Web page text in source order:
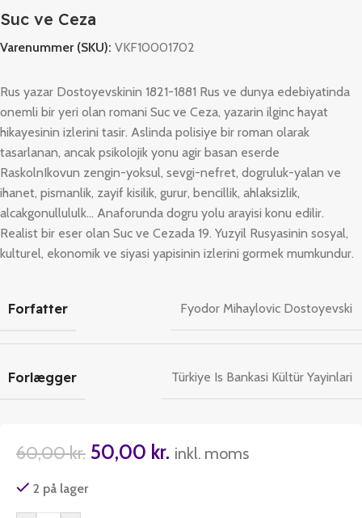
Suc ve Ceza
Varenummer (SKU): VKF10001702
Rus yazar Dostoyevskinin 1821-1881 Rus ve dunya edebiyatinda
onemli bir yeri olan romani Suc ve Ceza, yazarin ilginc hayat
hikayesinin izlerini tasir. Aslinda polisiye bir roman olarak
tasarlanan, ancak psikolojik yonu agir basan eserde
RaskolnIkovun zengin-yoksul, sevgi-nefret, dogruluk-yalan ve
ihanet, pismanlik, zayif kisilik, gurur, bencillik, ahlaksizlik,
alcakgonullululk… Anaforunda dogru yolu arayisi konu edilir.
Realist bir eser olan Suc ve Cezada 19. Yuzyil Rusyasinin sosyal,
kulturel, ekonomik ve siyasi yapisinin izlerini gormek mumkundur.
Forfatter Fyodor Mihaylovic Dostoyevski
Forlægger Türkiye Is Bankasi Kültür Yayinlari
60,00kr. 50,00 kr. inkl. moms
2 på lager